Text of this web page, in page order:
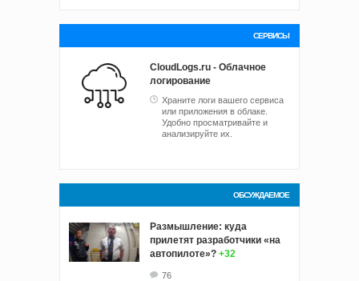
СЕРВИСЫ
CloudLogs.ru - Облачное
логирование
Храните логи вашего сервиса
или приложения в облаке.
Удобно просматривайте и
анализируйте их.
ОБСУЖДАЕМОЕ
Размышление: куда
прилетят разработчики «на
автопилоте»? +32
76